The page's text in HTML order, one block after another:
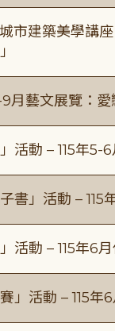
市建築美學講
9月藝文展覽
活動 – 115年5-
書」活動 –
活動 – 115年6
」活動 – 115年